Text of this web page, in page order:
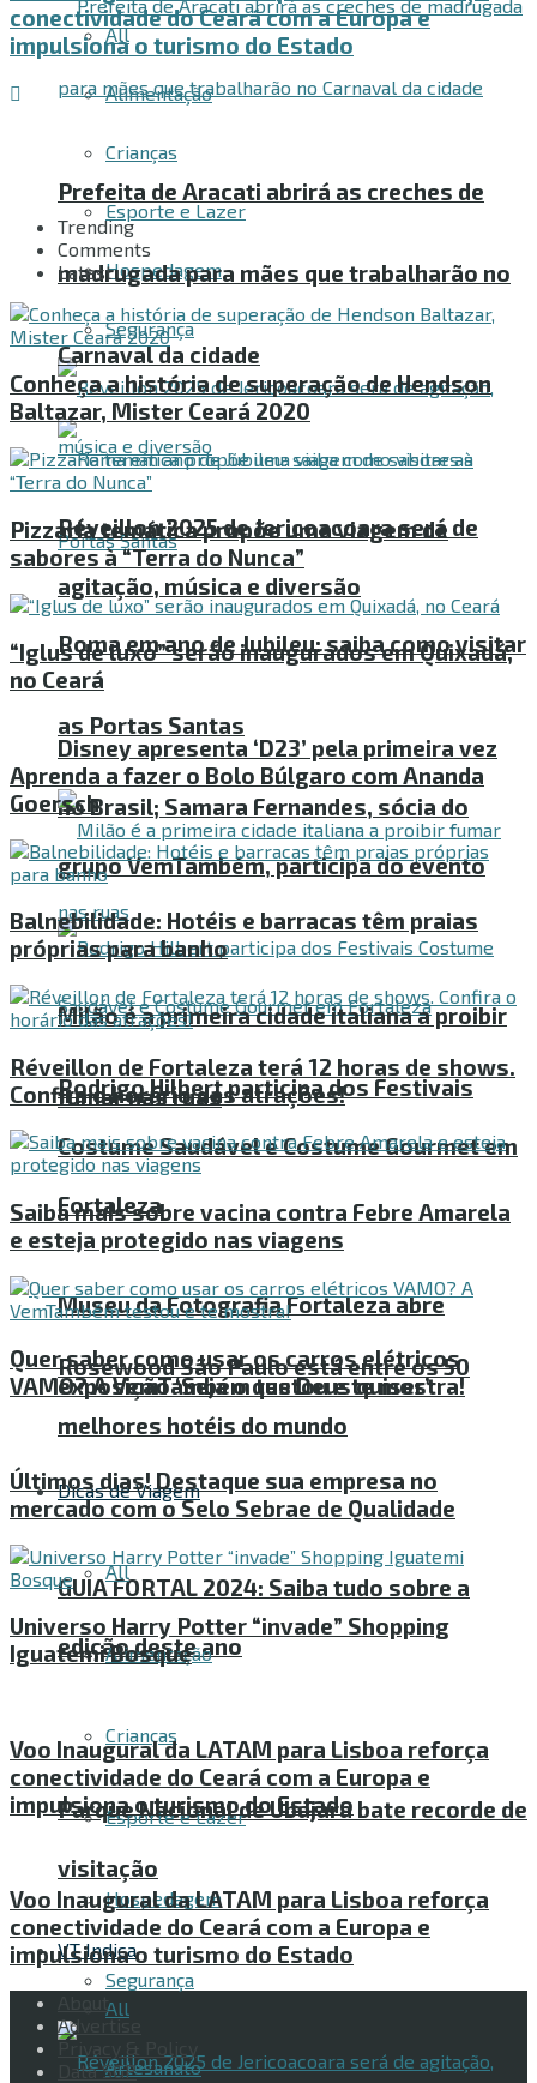
All
Alimentação
Crianças
Esporte e Lazer
Hospedagem
Segurança
Réveillon 2025 de Jericoacoara será de
agitação, música e diversão
Disney apresenta ‘D23’ pela primeira vez
no Brasil; Samara Fernandes, sócia do
grupo VemTambém, participa do evento
Rodrigo Hilbert participa dos Festivais
Costume Saudável e Costume Gourmet em
Fortaleza
Rosewood São Paulo está entre os 50
melhores hotéis do mundo
GUIA FORTAL 2024: Saiba tudo sobre a
edição deste ano
Parque Nacional de Ubajara bate recorde de
visitação
VT Indica
All
Artesanato
Prefeita de Aracati abrirá as creches de
madrugada para mães que trabalharão no
Carnaval da cidade
Roma em ano de Jubileu: saiba como visitar
as Portas Santas
Milão é a primeira cidade italiana a proibir
fumar nas ruas
Museu da Fotografia Fortaleza abre
exposição ‘Seja o que Deus quiser’
Dicas de Viagem
All
Alimentação
Crianças
Esporte e Lazer
Hospedagem
Segurança
conectividade do Ceará com a Europa e
impulsiona o turismo do Estado
Trending
Comments
Latest
Conheça a história de superação de Hendson
Baltazar, Mister Ceará 2020
Pizzaria temática propõe uma viagem de
sabores à “Terra do Nunca”
“Iglus de luxo” serão inaugurados em Quixadá,
no Ceará
Aprenda a fazer o Bolo Búlgaro com Ananda
Goersch
Balnebilidade: Hotéis e barracas têm praias
próprias para banho
Réveillon de Fortaleza terá 12 horas de shows.
Confira o horário das atrações!
Saiba mais sobre vacina contra Febre Amarela
e esteja protegido nas viagens
Quer saber como usar os carros elétricos
VAMO? A VemTambém testou e te mostra!
Últimos dias! Destaque sua empresa no
mercado com o Selo Sebrae de Qualidade
Universo Harry Potter “invade” Shopping
Iguatemi Bosque
Voo Inaugural da LATAM para Lisboa reforça
conectividade do Ceará com a Europa e
impulsiona o turismo do Estado
Voo Inaugural da LATAM para Lisboa reforça
conectividade do Ceará com a Europa e
impulsiona o turismo do Estado
About
Advertise
Privacy & Policy
Data SGP